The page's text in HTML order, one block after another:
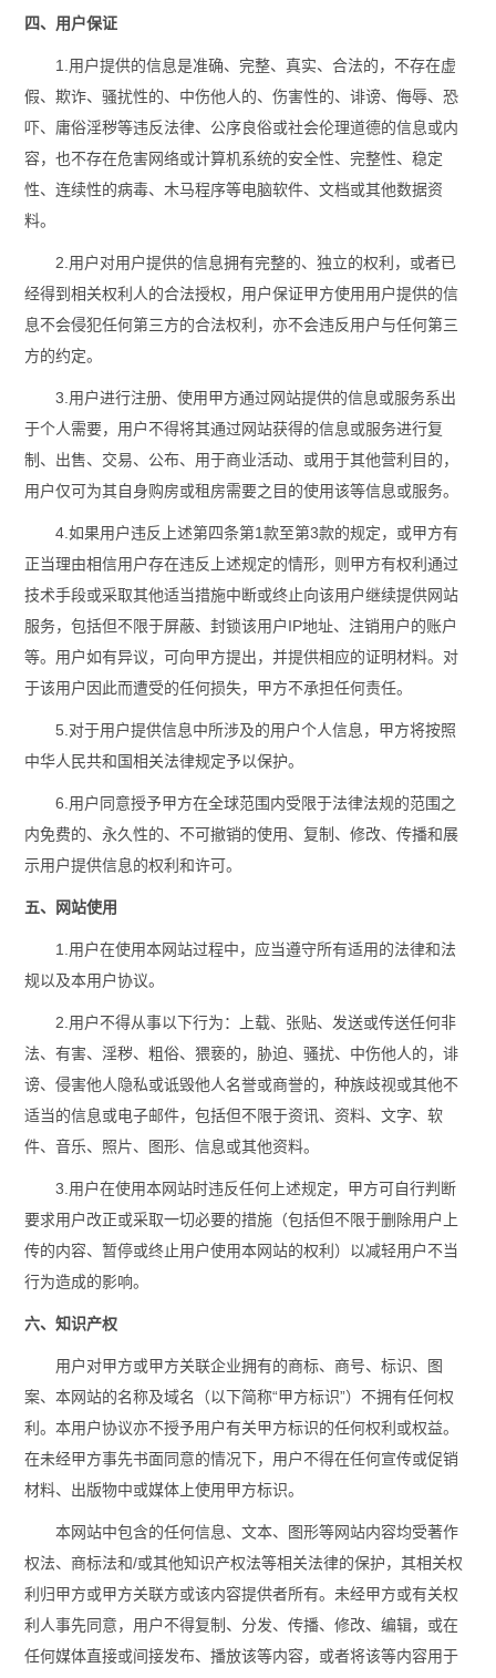
四、用户保证
1.用户提供的信息是准确、完整、真实、合法的，不存在虚
假、欺诈、骚扰性的、中伤他人的、伤害性的、诽谤、侮辱、恐
吓、庸俗淫秽等违反法律、公序良俗或社会伦理道德的信息或内
容，也不存在危害网络或计算机系统的安全性、完整性、稳定
性、连续性的病毒、木马程序等电脑软件、文档或其他数据资
料。
2.用户对用户提供的信息拥有完整的、独立的权利，或者已
经得到相关权利人的合法授权，用户保证甲方使用用户提供的信
息不会侵犯任何第三方的合法权利，亦不会违反用户与任何第三
方的约定。
3.用户进行注册、使用甲方通过网站提供的信息或服务系出
于个人需要，用户不得将其通过网站获得的信息或服务进行复
制、出售、交易、公布、用于商业活动、或用于其他营利目的，
用户仅可为其自身购房或租房需要之目的使用该等信息或服务。
4.如果用户违反上述第四条第1款至第3款的规定，或甲方有
正当理由相信用户存在违反上述规定的情形，则甲方有权利通过
技术手段或采取其他适当措施中断或终止向该用户继续提供网站
服务，包括但不限于屏蔽、封锁该用户IP地址、注销用户的账户
等。用户如有异议，可向甲方提出，并提供相应的证明材料。对
于该用户因此而遭受的任何损失，甲方不承担任何责任。
5.对于用户提供信息中所涉及的用户个人信息，甲方将按照
中华人民共和国相关法律规定予以保护。
6.用户同意授予甲方在全球范围内受限于法律法规的范围之
内免费的、永久性的、不可撤销的使用、复制、修改、传播和展
示用户提供信息的权利和许可。
五、网站使用
1.用户在使用本网站过程中，应当遵守所有适用的法律和法
规以及本用户协议。
2.用户不得从事以下行为：上载、张贴、发送或传送任何非
法、有害、淫秽、粗俗、猥亵的，胁迫、骚扰、中伤他人的，诽
谤、侵害他人隐私或诋毁他人名誉或商誉的，种族歧视或其他不
适当的信息或电子邮件，包括但不限于资讯、资料、文字、软
件、音乐、照片、图形、信息或其他资料。
3.用户在使用本网站时违反任何上述规定，甲方可自行判断
要求用户改正或采取一切必要的措施（包括但不限于删除用户上
传的内容、暂停或终止用户使用本网站的权利）以减轻用户不当
行为造成的影响。
六、知识产权
用户对甲方或甲方关联企业拥有的商标、商号、标识、图
案、本网站的名称及域名（以下简称“甲方标识”）不拥有任何权
利。本用户协议亦不授予用户有关甲方标识的任何权利或权益。
在未经甲方事先书面同意的情况下，用户不得在任何宣传或促销
材料、出版物中或媒体上使用甲方标识。
本网站中包含的任何信息、文本、图形等网站内容均受著作
权法、商标法和/或其他知识产权法等相关法律的保护，其相关权
利归甲方或甲方关联方或该内容提供者所有。未经甲方或有关权
利人事先同意，用户不得复制、分发、传播、修改、编辑，或在
任何媒体直接或间接发布、播放该等内容，或者将该等内容用于